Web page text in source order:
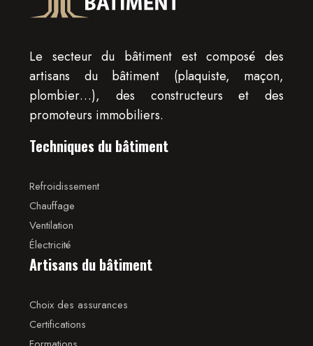
Le secteur du bâtiment est composé des
artisans du bâtiment (plaquiste, maçon,
plombier…), des constructeurs et des
promoteurs immobiliers.
Techniques du bâtiment
Refroidissement
Chauffage
Ventilation
Électricité
Artisans du bâtiment
Choix des assurances
Certifications